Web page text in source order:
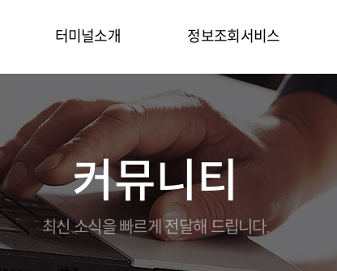
터미널소개
터미널시설
터미널장비
터미널특징
홍보동영상
온라인브로슈어
Gallery
정보조회서비스
터미널정보
컨테이너목록
컨테이너정보
On-Dock
세관업무
EDI
커뮤니티
최신 소식을 빠르게 전달해 드립니다.